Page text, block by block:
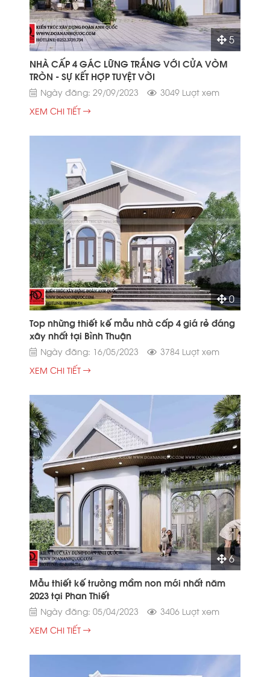
5
NHÀ CẤP 4 GÁC LỮNG TRẮNG VỚI CỬA VÒM
TRÒN - SỰ KẾT HỢP TUYỆT VỜI
Ngày đăng: 29/09/2023
3049 Lượt xem
XEM CHI TIẾT
0
Top những thiết kế mẫu nhà cấp 4 giá rẻ đáng
xây nhất tại Bình Thuận
Ngày đăng: 16/05/2023
3784 Lượt xem
XEM CHI TIẾT
6
Mẫu thiết kế trường mầm non mới nhất năm
2023 tại Phan Thiết
Ngày đăng: 05/04/2023
3406 Lượt xem
XEM CHI TIẾT